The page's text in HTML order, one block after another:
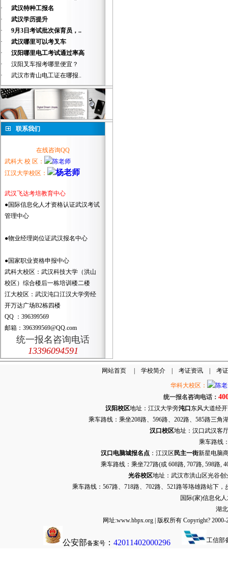
·
武汉特种工报名
·
武汉学历提升
·
9月3日考试批次保育员，..
·
武汉哪里可以考叉车
·
汉阳哪里电工考试通过率高
·
汉阳叉车报考哪里便宜？
·
武汉市青山电工证在哪报..
联系我们
在线咨询QQ
武科大 校 区：
江汉大学校区：
武汉飞达考培教育中心
●国际信息化人才资格认证武汉考试
管理中心
●物业经理岗位证武汉报名中心
●国家职业资格申报中心
武科大校区：武汉科技大学（洪山
校区）综合楼后一栋培训楼二楼
江大校区：武汉沌口江汉大学旁经
开万达广场B2栋四楼
QQ ：396399569
邮箱：396399569@QQ.com
统一报名咨询电话
13396094591
网站首页| 学校简介| 考证资讯| 考
华科大校区：
统一报名咨询电话：
汉阳校区地址：江汉大学旁沌口 东风大道经
乘车路线：乘坐208路、596路、202路、585路三
汉口校区地址：汉口武汉客
乘车路线
汉口电脑城报名点：江汉区 民主一街新星电脑
乘车路线：乘坐727路(或 608路, 707路, 598路,
光谷校区地址：武汉市洪山区光谷创
乘车路线：567路、718路、702路、521路等珞雄路站下
国际(家)信息化
湖
网址:www.hbpx.org | 版权所有 Copyright?
公安部备案号 ： 42011402000296 工信部